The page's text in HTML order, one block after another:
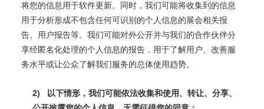
将您的信息用于软件更新。同时，我们可能将收集到的信息
用于分析形成不包含任何可识别的个人信息的展会相关报
告、用户报告等。我们可能对外公开并与我们的合作伙伴分
享经匿名化处理的个人信息的报告，用于了解用户、改善服
务水平或让公众了解我们服务的总体使用趋势。
2)
以下情形，我们可能依法收集和使用、转让、分享、